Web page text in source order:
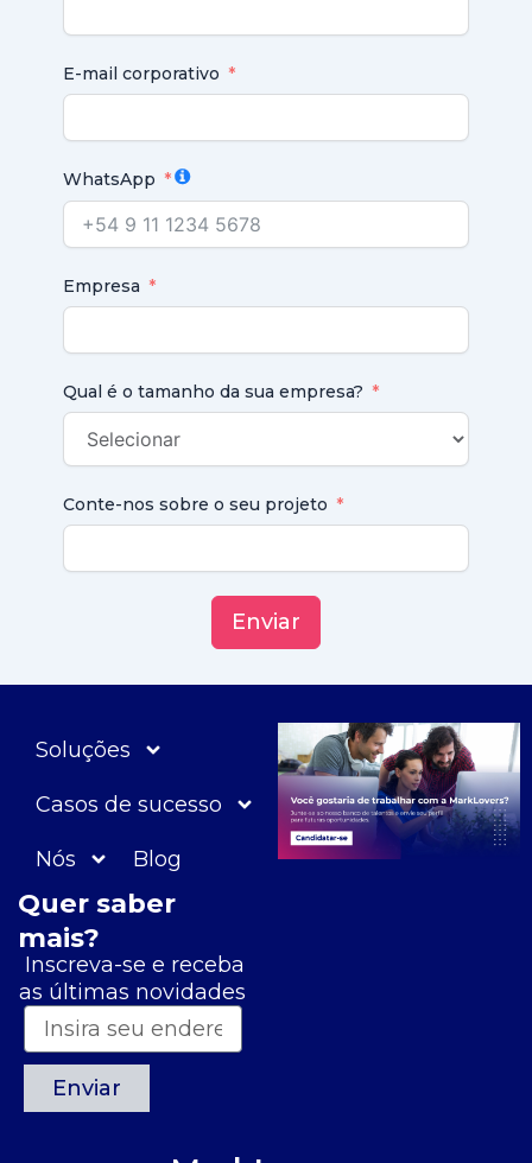
E-mail corporativo
WhatsApp
Empresa
Qual é o tamanho da sua empresa?
Conte-nos sobre o seu projeto
Enviar
Soluções
Casos de sucesso
Nós Blog
Quer saber
mais?
Inscreva-se e receba
as últimas novidades
Enviar